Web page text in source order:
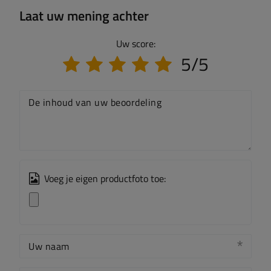
Laat uw mening achter
Uw score:
5/5
De inhoud van uw beoordeling
Voeg je eigen productfoto toe:
Uw naam